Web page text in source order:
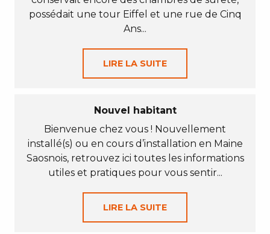
possédait une tour Eiffel et une rue de Cinq
Ans...
LIRE LA SUITE
Nouvel habitant
Bienvenue chez vous ! Nouvellement
installé(s) ou en cours d’installation en Maine
Saosnois, retrouvez ici toutes les informations
utiles et pratiques pour vous sentir...
LIRE LA SUITE